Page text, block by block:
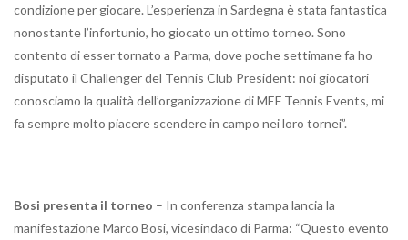
condizione per giocare. L’esperienza in Sardegna è stata fantastica
nonostante l’infortunio, ho giocato un ottimo torneo. Sono
contento di esser tornato a Parma, dove poche settimane fa ho
disputato il Challenger del Tennis Club President: noi giocatori
conosciamo la qualità dell’organizzazione di MEF Tennis Events, mi
fa sempre molto piacere scendere in campo nei loro tornei”.
Bosi presenta il torneo – In conferenza stampa lancia la
manifestazione Marco Bosi, vicesindaco di Parma: “Questo evento